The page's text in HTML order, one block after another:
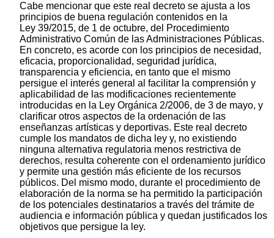
Cabe mencionar que este real decreto se ajusta a los
principios de buena regulación contenidos en la
Ley 39/2015, de 1 de octubre, del Procedimiento
Administrativo Común de las Administraciones Públicas.
En concreto, es acorde con los principios de necesidad,
eficacia, proporcionalidad, seguridad jurídica,
transparencia y eficiencia, en tanto que el mismo
persigue el interés general al facilitar la comprensión y
aplicabilidad de las modificaciones recientemente
introducidas en la Ley Orgánica 2/2006, de 3 de mayo, y
clarificar otros aspectos de la ordenación de las
enseñanzas artísticas y deportivas. Este real decreto
cumple los mandatos de dicha ley y, no existiendo
ninguna alternativa regulatoria menos restrictiva de
derechos, resulta coherente con el ordenamiento jurídico
y permite una gestión más eficiente de los recursos
públicos. Del mismo modo, durante el procedimiento de
elaboración de la norma se ha permitido la participación
de los potenciales destinatarios a través del trámite de
audiencia e información pública y quedan justificados los
objetivos que persigue la ley.